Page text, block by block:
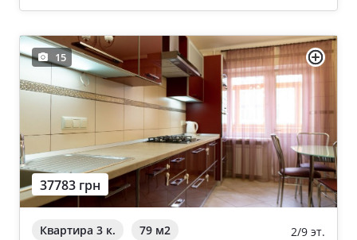
От 80
От 100
15
37783 грн
Квартира 3 к. 79 м2 2/9 эт.